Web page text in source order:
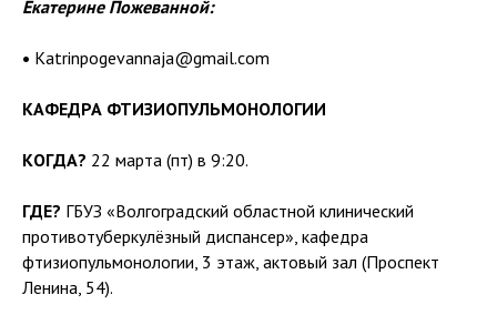
Екатерине Пожеванной:
• Katrinpogevannaja@gmail.com
КАФЕДРА ФТИЗИОПУЛЬМОНОЛОГИИ
КОГДА? 22 марта (пт) в 9:20.
ГДЕ? ГБУЗ «Волгоградский областной клинический
противотуберкулёзный диспансер», кафедра
фтизиопульмонологии, 3 этаж, актовый зал (Проспект
Ленина, 54).